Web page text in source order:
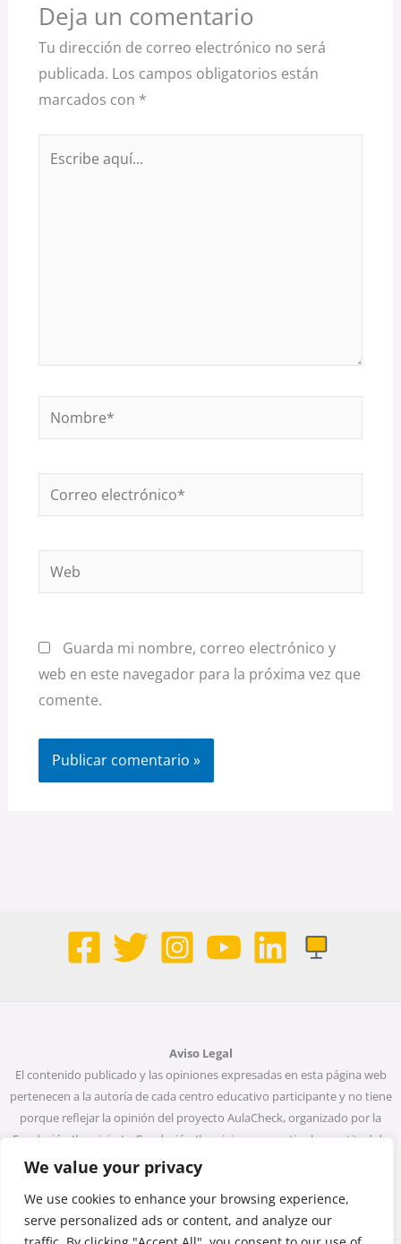
We value your privacy
We use cookies to enhance your browsing experience,
serve personalized ads or content, and analyze our
Deja un comentario
Tu dirección de correo electrónico no será
publicada. Los campos obligatorios están
marcados con *
Nombre*
Correo
Web
Guarda mi nombre, correo electrónico y
web en este navegador para la próxima vez que
comente.
Aviso Legal
El contenido publicado y las opiniones expresadas en esta página web
pertenecen a la autoría de cada centro educativo participante y no tiene
porque reflejar la opinión del proyecto AulaCheck, organizado por la
Fundación Ibercivis. La Fundación Ibercivis no garantiza la exactitud de
todos los datos incluidos en las entradas de la web. Ni la Fundación
Ibercivis ni ninguna persona que actúe en su nombre será considerada
responsable del uso que pueda darse a la información que contiene.